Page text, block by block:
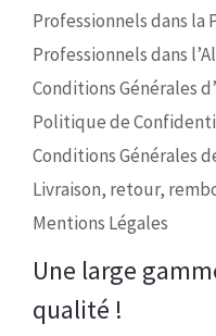
Professionnels dans la
Professionnels dans
Conditions Générales
Politique de
Conditions Générales
Livraison, retour,
Mentions Légales
Une large
qualité !